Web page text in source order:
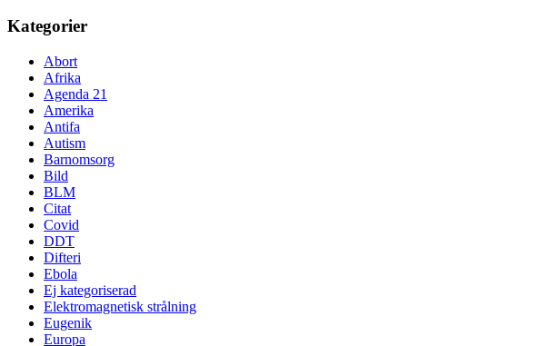
Kategorier
Abort
Afrika
Agenda 21
Amerika
Antifa
Autism
Barnomsorg
Bild
BLM
Citat
Covid
DDT
Difteri
Ebola
Ej kategoriserad
Elektromagnetisk strålning
Eugenik
Europa